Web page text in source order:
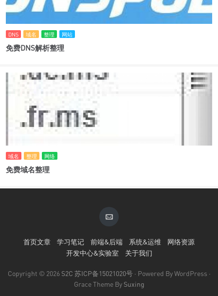
DNS 域名 整理 网站
免费DNS解析整理
域名 整理 网络
免费域名整理
首页文章 学习笔记 前端&后端 系统&运维
网络资源
开发中心&实验室
关于我们
Copyright © 2026 S2C 苏ICP备15021020号 · Powered By WordPress ·
Grace Theme By Suxing